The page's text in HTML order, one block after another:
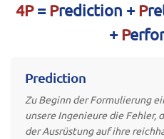
4P=Prediction +P
+P
Prediction
Zu Beginn der Formulierung
unsere Ingenieure die Fehler,
der Ausrüstung auf ihre